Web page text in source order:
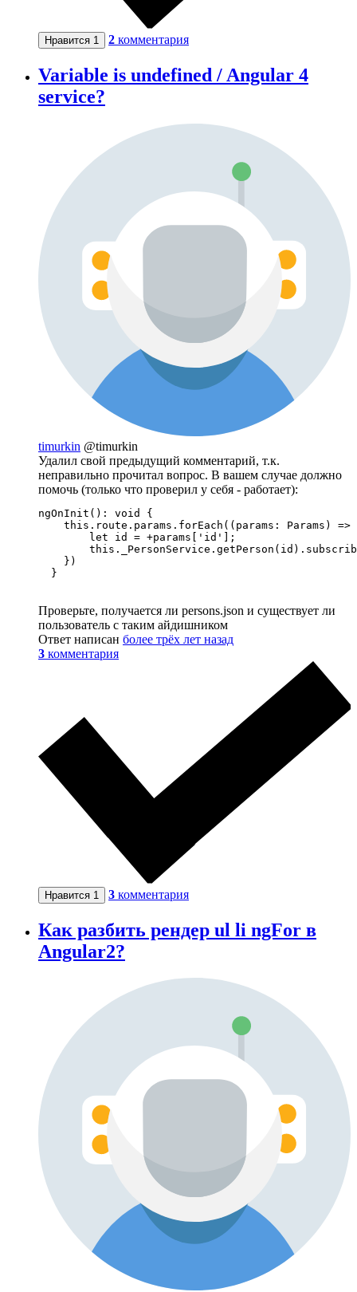
Нравится 1 2 комментария
Variable is undefined / Angular 4
service?
timurkin @timurkin
Удалил свой предыдущий комментарий, т.к.
неправильно прочитал вопрос. В вашем случае должно
помочь (только что проверил у себя - работает):
ngOnInit(): void {
this.route.params.forEach((params: Params) =>
        let id = +params['id'];
    })
  }
Проверьте, получается ли persons.json и существует ли
пользователь с таким айдишником
Ответ написан более трёх лет назад
3 комментария
Нравится 1 3 комментария
Как разбить рендер ul li ngFor в
Angular2?